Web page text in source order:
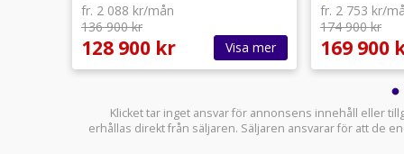
fr. 2 088 kr/mån
136 900 kr
128 900 kr Visa mer
fr. 2 753 kr/
174 900 kr
169 900
Klicket tar inget ansvar för annonsens innehåll eller
erhållas direkt från säljaren. Säljaren ansvarar för att de